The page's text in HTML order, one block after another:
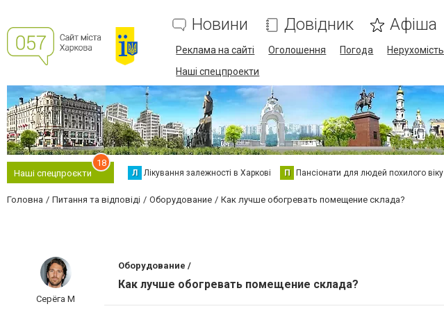
Новини Довідник Афіша
Реклама на сайті Оголошення Погода Нерухомість
Наші спецпроекти
Наші спецпроєкти
18
Л Лікування залежності в Харкові П Пансіонати для людей похилого віку
Головна Питання та відповіді Оборудование Как лучше обогревать помещение склада?
Серёга М
Оборудование /
Как лучше обогревать помещение склада?